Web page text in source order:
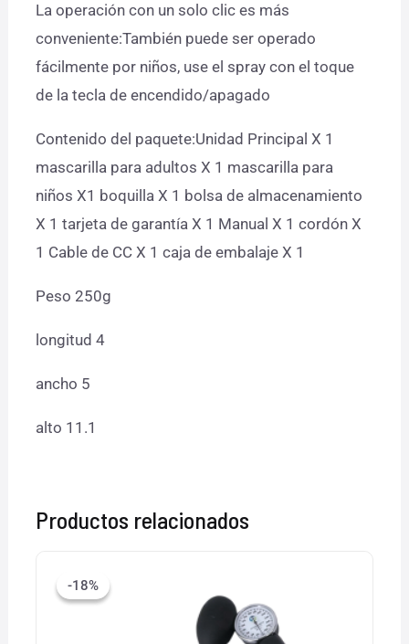
La operación con un solo clic es más
conveniente:También puede ser operado
fácilmente por niños, use el spray con el toque
de la tecla de encendido/apagado
Contenido del paquete:Unidad Principal X 1
mascarilla para adultos X 1 mascarilla para
niños X1 boquilla X 1 bolsa de almacenamiento
X 1 tarjeta de garantía X 1 Manual X 1 cordón X
1 Cable de CC X 1 caja de embalaje X 1
Peso 250g
longitud 4
ancho 5
alto 11.1
Productos relacionados
-18%
-18% original
$329.00.